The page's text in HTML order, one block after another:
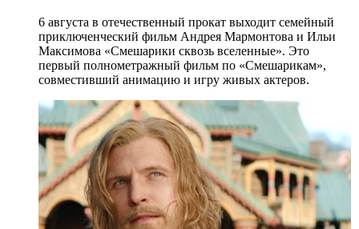
6 августа в отечественный прокат выходит семейный
приключенческий фильм Андрея Мармонтова и Ильи
Максимова «Смешарики сквозь вселенные». Это
первый полнометражный фильм по «Смешарикам»,
совместивший анимацию и игру живых актеров.